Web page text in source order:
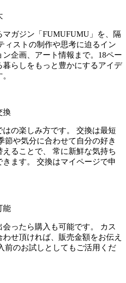
ガジン「FUMUFUMU」を、隔
ィストの制作や思考に迫るイン
企画、アート情報まで。18ペー
らしをもっと豊かにするアイデ
換
の楽しみ方です。 交換は最短
節や気分に合わせて自分の好き
ることで、 常に新鮮な気持ち
ます。 交換はマイページで申
能
ったら購入も可能です。 カス
せ頂ければ、販売金額をお伝え
前のお試しとしてもご活用くだ